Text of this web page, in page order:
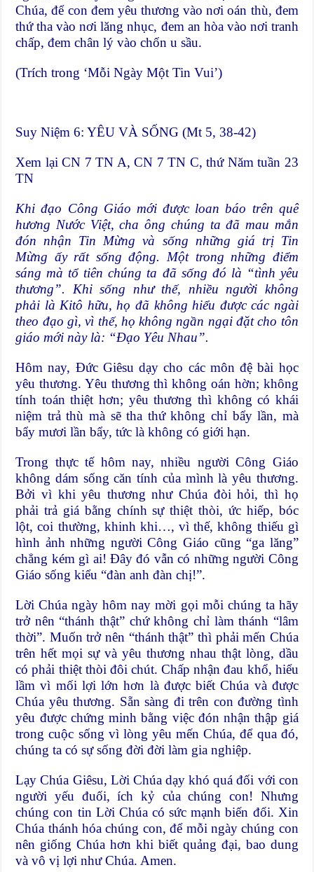
Chúa, để con đem yêu thương vào nơi oán thù, đem
thứ tha vào nơi lăng nhục, đem an hòa vào nơi tranh
chấp, đem chân lý vào chốn u sầu.
(Trích trong ‘Mỗi Ngày Một Tin Vui’)
Suy Niệm 6: YÊU VÀ SỐNG (Mt 5, 38-42)
Xem lại CN 7 TN A, CN 7 TN C, thứ Năm tuần 23
TN
Khi đạo Công Giáo mới được loan báo trên quê
hương Nước Việt, cha ông chúng ta đã mau mắn
đón nhận Tin Mừng và sống những giá trị Tin
Mừng ấy rất sống động. Một trong những điểm
sáng mà tổ tiên chúng ta đã sống đó là “tình yêu
thương”. Khi sống như thế, nhiều người không
phải là Kitô hữu, họ đã không hiểu được các ngài
theo đạo gì, vì thế, họ không ngần ngại đặt cho tôn
giáo mới này là: “Đạo Yêu Nhau”.
Hôm nay, Đức Giêsu dạy cho các môn đệ bài học
yêu thương. Yêu thương thì không oán hờn; không
tính toán thiệt hơn; yêu thương thì không có khái
niệm trả thù mà sẽ tha thứ không chỉ bẩy lần, mà
bẩy mươi lần bẩy, tức là không có giới hạn.
Trong thực tế hôm nay, nhiều người Công Giáo
không dám sống căn tính của mình là yêu thương.
Bởi vì khi yêu thương như Chúa đòi hỏi, thì họ
phải trả giá bằng chính sự thiệt thòi, ức hiếp, bóc
lột, coi thường, khinh khi…, vì thế, không thiếu gì
hình ảnh những người Công Giáo cũng “ga lăng”
chẳng kém gì ai! Đây đó vẫn có những người Công
Giáo sống kiểu “đàn anh đàn chị!”.
Lời Chúa ngày hôm nay mời gọi mỗi chúng ta hãy
trở nên “thánh thật” chứ không chỉ làm thánh “lâm
thời”. Muốn trở nên “thánh thật” thì phải mến Chúa
trên hết mọi sự và yêu thương nhau thật lòng, dầu
có phải thiệt thòi đôi chút. Chấp nhận đau khổ, hiểu
lầm vì mối lợi lớn hơn là được biết Chúa và được
Chúa yêu thương. Sẵn sàng đi trên con đường tình
yêu được chứng minh bằng việc đón nhận thập giá
trong cuộc sống vì lòng yêu mến Chúa, để qua đó,
chúng ta có sự sống đời đời làm gia nghiệp.
Lạy Chúa Giêsu, Lời Chúa dạy khó quá đối với con
người yếu đuối, ích kỷ của chúng con! Nhưng
chúng con tin Lời Chúa có sức mạnh biến đổi. Xin
Chúa thánh hóa chúng con, để mỗi ngày chúng con
nên giống Chúa hơn khi biết quảng đại, bao dung
và vô vị lợi như Chúa. Amen.